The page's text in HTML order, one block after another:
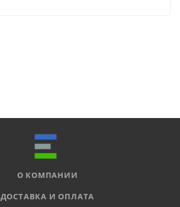
О КОМПАНИИ
ДОСТАВКА И ОПЛАТА